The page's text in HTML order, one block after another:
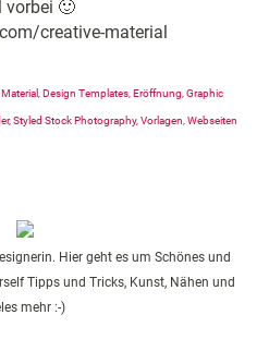
vorbei 🙂
creative-material
Design Templates Eröffnung Graphic
,Styled Stock Photography, Vorlagen Webseiten
Hier geht es um Schönes und
Tipps und Tricks, Kunst, Nähen und
mehr :-)